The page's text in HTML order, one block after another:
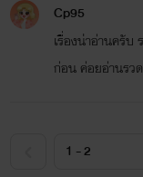
Cp95
เรื่องน่าอ่านครับ
ก่อน ค่อยอ่านรว